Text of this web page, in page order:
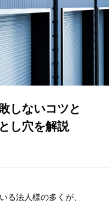
しないコツと
し穴を解説
る法人様の多くが、